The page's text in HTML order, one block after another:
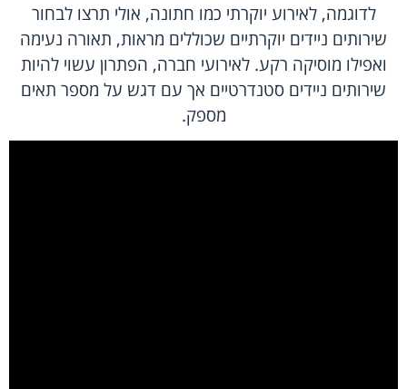
לדוגמה, לאירוע יוקרתי כמו חתונה, אולי תרצו לבחור
שירותים ניידים יוקרתיים שכוללים מראות, תאורה נעימה
ואפילו מוסיקה רקע. לאירועי חברה, הפתרון עשוי להיות
שירותים ניידים סטנדרטיים אך עם דגש על מספר תאים
מספק.